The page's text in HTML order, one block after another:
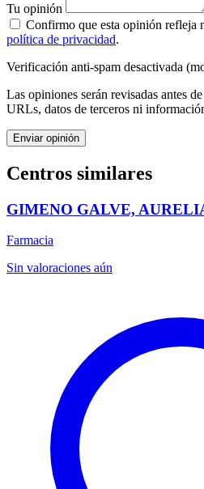
Tu opinión
Confirmo que esta opinión refleja
política de privacidad.
Verificación anti-spam desactivada
Las opiniones serán revisadas antes
URLs, datos de terceros ni
Enviar opinión
Centros similares
GIMENO GALVE,
Farmacia
Sin valoraciones aún